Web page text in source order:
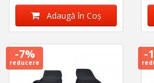
Adaugă în Coş
-7%
reducere
-